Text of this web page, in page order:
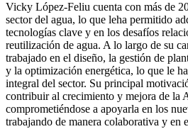
Vicky López-Feliu cuenta con más de
sector del agua, lo que leha permitido
tecnologías clave y en los desafíos
reutilización de agua. A lo largo de su
trabajado en el diseño, la gestión de
y la optimización energética, lo que le
integral del sector. Su principal
contribuir al crecimiento y mejora de la
comprometiéndose a apoyarla en los
trabajando de manera colaborativa y en